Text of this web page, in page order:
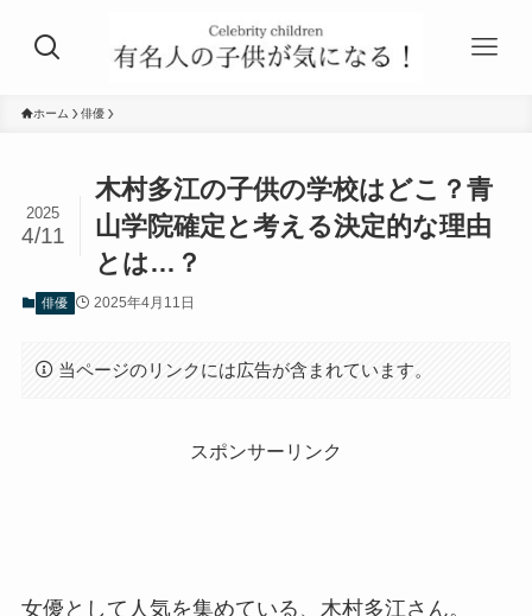
ホーム 俳優
木村多江の子供の学校はどこ？青
山学院確定と考える決定的な理由
とは…？
2025
4/11
俳優 2025年4月11日
当ページのリンクには広告が含まれています。
スポンサーリンク
女優として人気を集めている、木村多江さん。